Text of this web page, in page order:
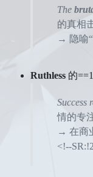
The
的真相
→ 隐喻“
Ruthless的
Success
情的专
→ 在商
<!--